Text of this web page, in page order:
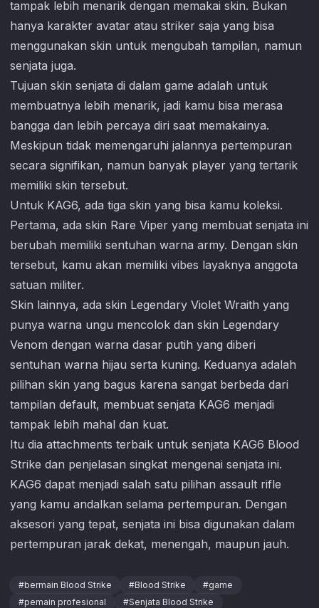
tampak lebih menarik dengan memakai skin. Bukan
hanya karakter avatar atau striker saja yang bisa
menggunakan skin untuk mengubah tampilan, namun
senjata juga.
Tujuan skin senjata di dalam game adalah untuk
membuatnya lebih menarik, jadi kamu bisa merasa
bangga dan lebih percaya diri saat memakainya.
Meskipun tidak memengaruhi jalannya pertempuran
secara signifikan, namun banyak player yang tertarik
memiliki skin tersebut.
Untuk KAG6, ada tiga skin yang bisa kamu koleksi.
Pertama, ada skin Rare Viper yang membuat senjata ini
berubah memiliki sentuhan warna army. Dengan skin
tersebut, kamu akan memiliki vibes layaknya anggota
satuan militer.
Skin lainnya, ada skin Legendary Violet Wraith yang
punya warna ungu mencolok dan skin Legendary
Venom dengan warna dasar putih yang diberi
sentuhan warna hijau serta kuning. Keduanya adalah
pilihan skin yang bagus karena sangat berbeda dari
tampilan default, membuat senjata KAG6 menjadi
tampak lebih mahal dan kuat.
Itu dia attachments terbaik untuk senjata KAG6 Blood
Strike dan penjelasan singkat mengenai senjata ini.
KAG6 dapat menjadi salah satu pilihan assault rifle
yang kamu andalkan selama pertempuran. Dengan
aksesori yang tepat, senjata ini bisa digunakan dalam
pertempuran jarak dekat, menengah, maupun jauh.
#bermain Blood Strike #Blood Strike #game
#pemain profesional #Senjata Blood Strike